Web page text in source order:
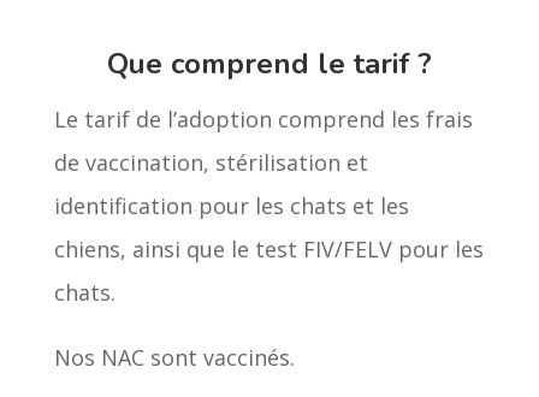
Que comprend le tarif ?
Le tarif de l’adoption comprend les frais
de vaccination, stérilisation et
identification pour les chats et les
chiens, ainsi que le test FIV/FELV pour les
chats.
Nos NAC sont vaccinés.